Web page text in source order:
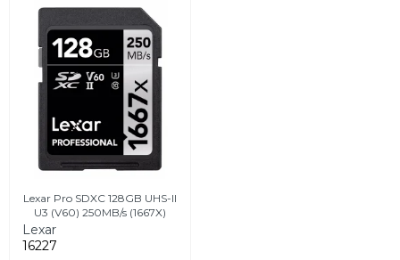
Lexar Pro SDXC 128GB UHS-II
U3 (V60) 250MB/s (1667X)
Lexar
16227